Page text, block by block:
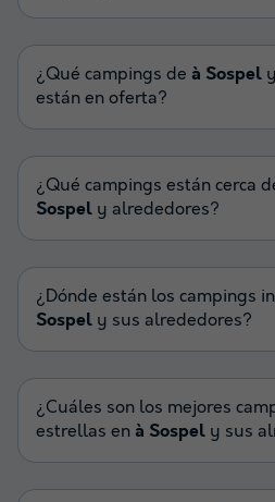
¿Qué campings de à Sospel
están en oferta?
¿Qué campings están cerca
Sospel y alrededores?
¿Dónde están los campings
Sospel y sus alrededores?
¿Cuáles son los mejores
estrellas en à Sospel y sus